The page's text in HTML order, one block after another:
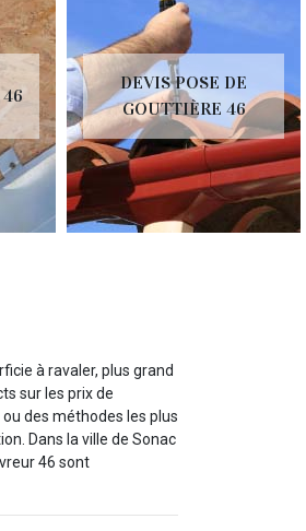
46
DEVIS POSE DE
GOUTTIÈRE 46
à ravaler, plus grand
sur les prix de
des méthodes les plus
Dans la ville de Sonac
46 sont